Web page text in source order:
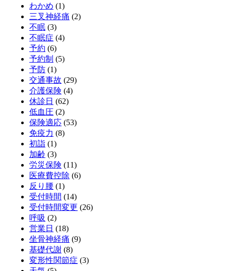
わかめ (1)
三叉神経痛 (2)
不眠 (3)
不眠症 (4)
予約 (6)
予約制 (5)
予防 (1)
交通事故 (29)
介護保険 (4)
休診日 (62)
低血圧 (2)
保険適応 (53)
免疫力 (8)
初詣 (1)
加齢 (3)
労災保険 (11)
医療費控除 (6)
反り腰 (1)
受付時間 (14)
受付時間変更 (26)
呼吸 (2)
営業日 (18)
坐骨神経痛 (9)
基礎代謝 (8)
変形性関節症 (3)